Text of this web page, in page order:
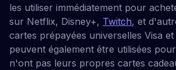
les utiliser immédiatement pour
sur Netflix, Disney+, Twitch, et
cartes prépayées universelles Visa
peuvent également être utilisées
n'ont pas leurs propres cartes